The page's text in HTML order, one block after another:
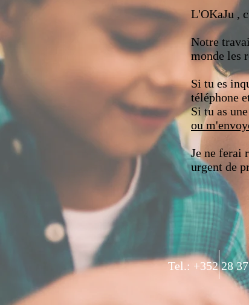
L'OKaJu,
Notre
monde les
Si tu es
téléphone
Si tu as
ou
Je ne ferai
urgent de
Tel.: +352 28